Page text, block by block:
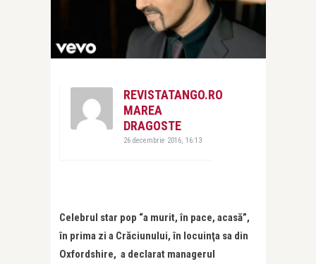
REVISTATANGO.RO
MAREA
DRAGOSTE
26 decembrie 2016, 16:13
Celebrul star pop “a murit, în pace, acasă”,
în prima zi a Crăciunului, în locuinţa sa din
Oxfordshire, a declarat managerul